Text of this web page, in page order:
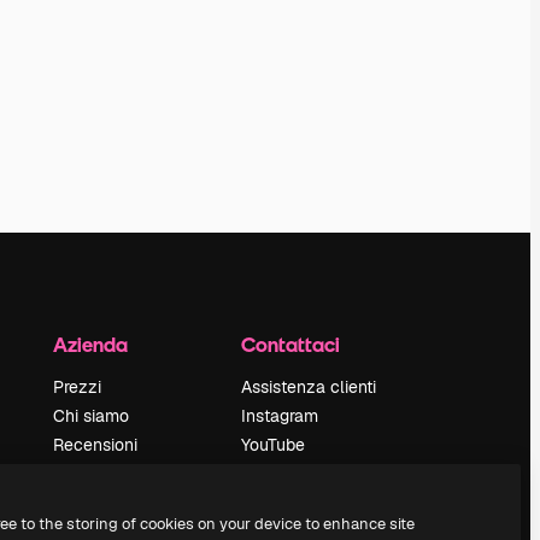
Azienda
Prezzi
Chi siamo
Recensioni
Blog
Contattaci
Assistenza clienti
Instagram
YouTube
Discord
to the storing of cookies on your device to enhance site